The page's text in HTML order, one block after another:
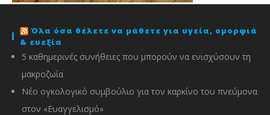
Όλα όσα θέλετε να μάθετε για υγεία, ομορφιά
& ευεξία
5 καθημερινές συνήθειες που μπορούν να ενισχύσουν τη
μακροζωία
Νέο ογκολογικό συμβούλιο για τον καρκίνο του πνεύμονα
στον «Ευαγγελισμό»